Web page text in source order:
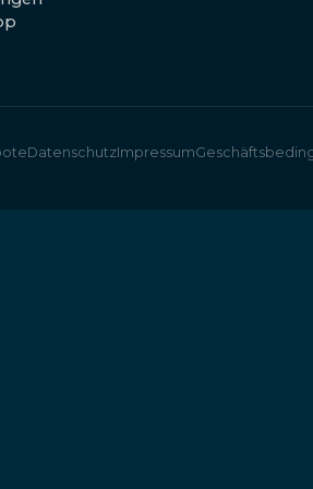
DatenschutzImpressum